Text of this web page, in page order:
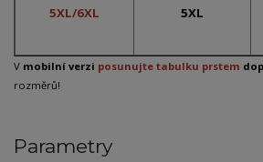
5XL/6XL 5XL
V mobilní verzi posunujte tabulku prstem
rozměrů!
Parametry